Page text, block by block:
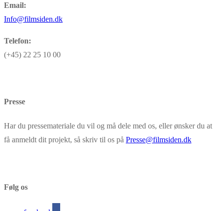
Email:
Info@filmsiden.dk
Telefon:
(+45) 22 25 10 00
Presse
Har du pressemateriale du vil og må dele med os, eller ønsker du at
få anmeldt dit projekt, så skriv til os på Presse@filmsiden.dk
Følg os